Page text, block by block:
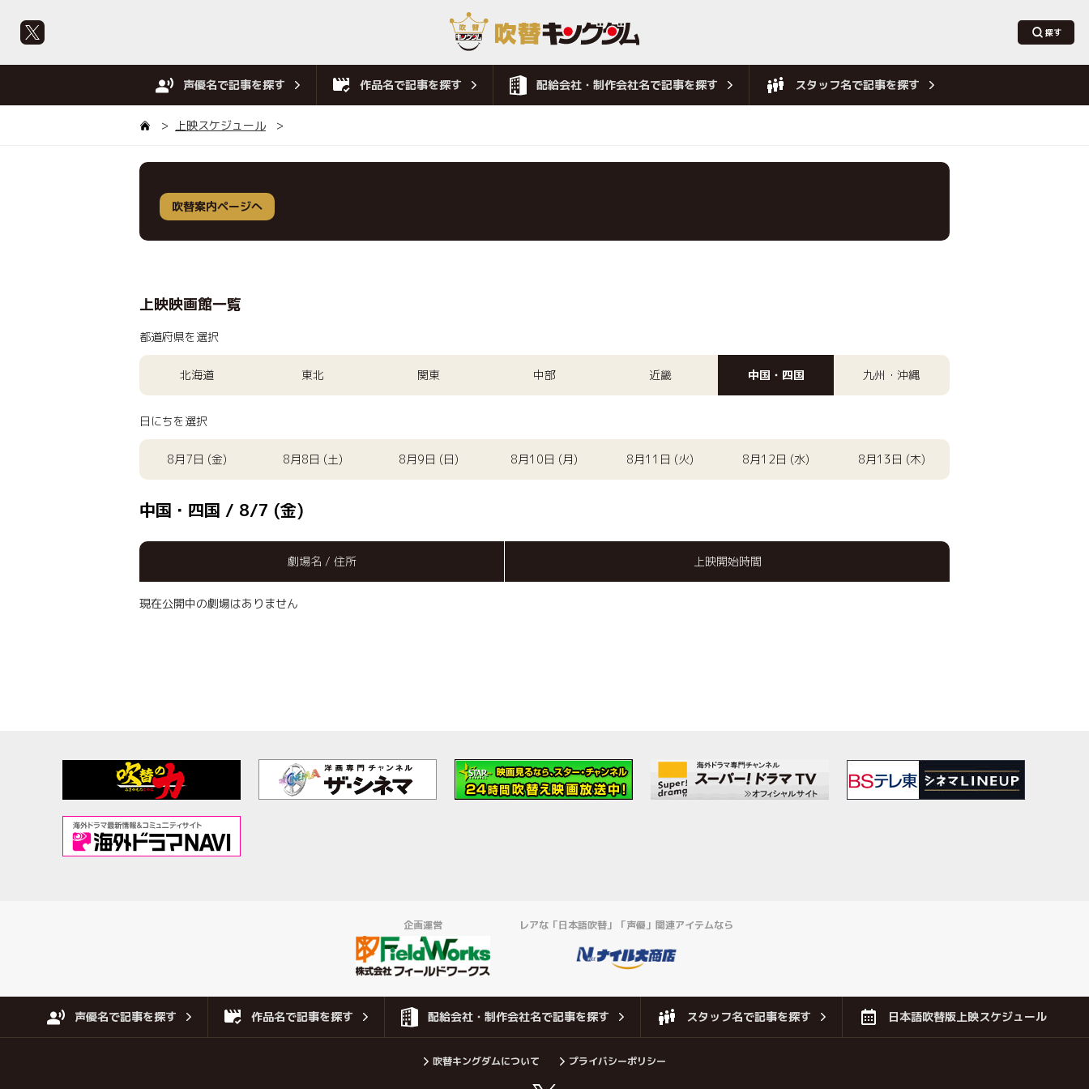
声優名で記事を探す 作品名で記事を探す 配給会社・制作会社名で記事を探す スタッフ名で記事を探す
上映スケジュール
吹替案内ページへ
上映映画館一覧
都道府県を選択
北海道 東北 関東 中部 近畿 中国・四国 九州・沖縄
日にちを選択
8月7日 (金) 8月8日 (土) 8月9日 (日) 8月10日 (月) 8月11日 (火) 8月12日 (水) 8月13日 (木)
中国・四国 / 8/7 (金)
劇場名 / 住所 上映開始時間
現在公開中の劇場はありません
企画運営 レアな「日本語吹替」「声優」関連アイテムなら
声優名で記事を探す 作品名で記事を探す 配給会社・制作会社名で記事を探す スタッフ名で記事を探す 日本語吹替版上映スケジュール
吹替キングダムについて プライバシーポリシー